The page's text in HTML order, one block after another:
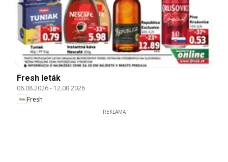
Fresh leták
06.08.2026- 12.08.2026
Fresh
REKLAMA